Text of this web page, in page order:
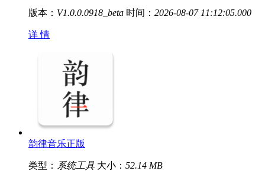
版本： V1.0.0.0918_beta 时间： 2026-08-07 11:12:05.000
详 情
韵律音乐正版
类型： 系统工具 大小： 52.14 MB